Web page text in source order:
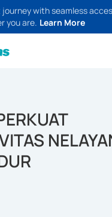
with seamless
you are. Learn More